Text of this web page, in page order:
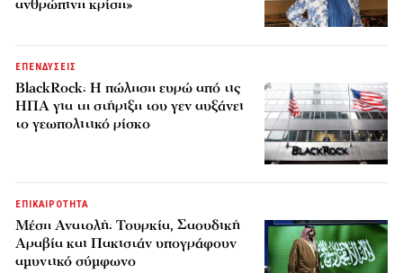
ανθρώπινη κρίση»
ΕΠΕΝΔΥΣΕΙΣ
BlackRock: Η πώληση ευρώ από τις
ΗΠΑ για τη στήριξη του γεν αυξάνει
το γεωπολιτικό ρίσκο
ΕΠΙΚΑΙΡΟΤΗΤΑ
Μέση Ανατολή: Τουρκία, Σαουδική
Αραβία και Πακιστάν υπογράφουν
αμυντικό σύμφωνο